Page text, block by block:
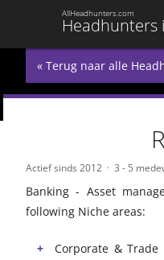
Headhunters
AllHeadhunters.com
« Terug naar alle
Actief sinds 2012 3 - 5
Banking - Asset
following Niche areas:
Corporate &